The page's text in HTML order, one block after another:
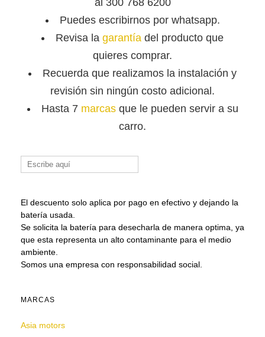
al 300 768 6200
Puedes escribirnos por whatsapp.
Revisa la garantía del producto que
quieres comprar.
Recuerda que realizamos la instalación y
revisión sin ningún costo adicional.
Hasta 7 marcasque le pueden servir a su
carro.
Buscar:
El descuento solo aplica por pago en efectivo y dejando la
batería usada.
Se solicita la batería para desecharla de manera optima, ya
que esta representa un alto contaminante para el medio
ambiente.
Somos una empresa con responsabilidad social.
MARCAS
Asia motors